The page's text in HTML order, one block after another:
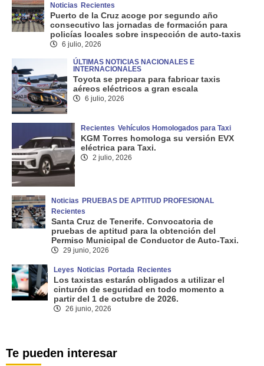
Noticias Recientes
Puerto de la Cruz acoge por segundo año
consecutivo las jornadas de formación para
policías locales sobre inspección de auto-taxis
6 julio, 2026
ÚLTIMAS NOTICIAS NACIONALES E
INTERNACIONALES
Toyota se prepara para fabricar taxis
aéreos eléctricos a gran escala
6 julio, 2026
Recientes Vehículos Homologados para Taxi
KGM Torres homologa su versión EVX
eléctrica para Taxi.
2 julio, 2026
Noticias PRUEBAS DE APTITUD PROFESIONAL
Recientes
Santa Cruz de Tenerife. Convocatoria de
pruebas de aptitud para la obtención del
Permiso Municipal de Conductor de Auto-Taxi.
29 junio, 2026
Leyes Noticias Portada Recientes
Los taxistas estarán obligados a utilizar el
cinturón de seguridad en todo momento a
partir del 1 de octubre de 2026.
26 junio, 2026
Te pueden interesar